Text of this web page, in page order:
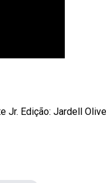
Jr. Edição: Jardell